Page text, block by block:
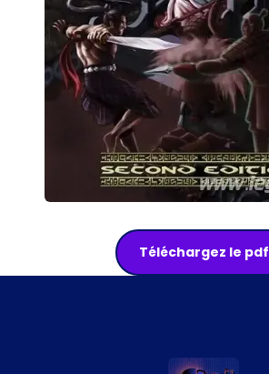
Téléchargez le pdf